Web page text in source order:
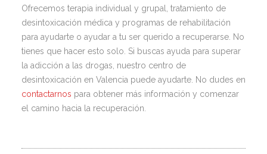
Ofrecemos terapia individual y grupal, tratamiento de
desintoxicación médica y programas de rehabilitación
para ayudarte o ayudar a tu ser querido a recuperarse. No
tienes que hacer esto solo. Si buscas ayuda para superar
la adicción a las drogas, nuestro centro de
desintoxicación en Valencia puede ayudarte. No dudes en
contactarnos para obtener más información y comenzar
el camino hacia la recuperación.